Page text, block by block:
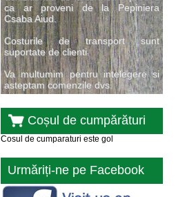
ca ar proveni de la Pepiniera
Csaba Aiud.
Costurile de transport sunt
suportate de clienti.
Va multumim pentru intelegere si
asteptam comenzile dvs.
Coșul de cumpărături
Cosul de cumparaturi este gol
Urmăriți-ne pe Facebook